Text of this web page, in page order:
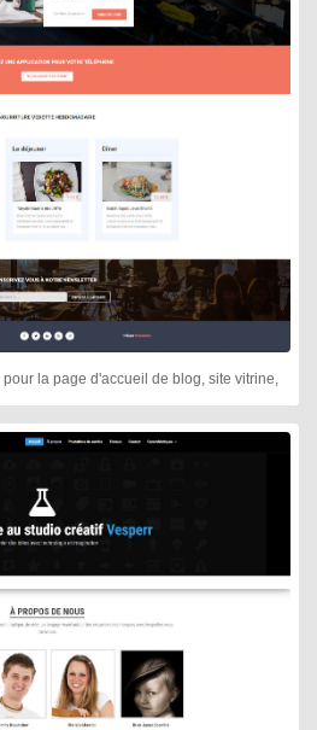
la page d'accueil de blog, site vitrine,
ACHETER